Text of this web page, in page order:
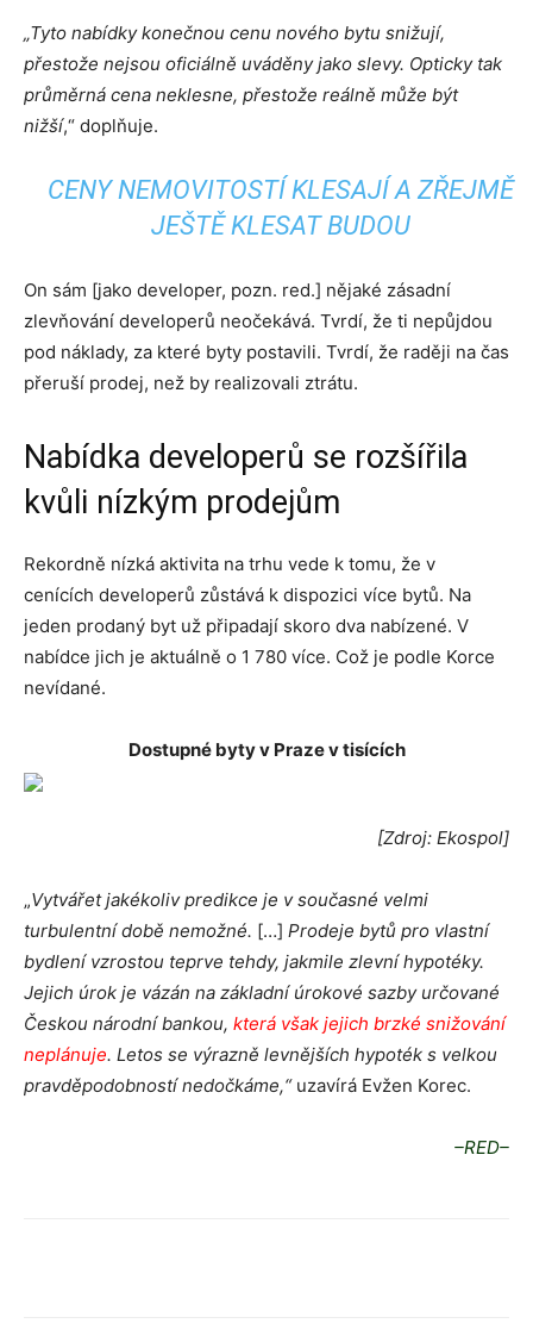
„Tyto nabídky konečnou cenu nového bytu snižují,
přestože nejsou oficiálně uváděny jako slevy. Opticky tak
průměrná cena neklesne, přestože reálně může být
nižší,“ doplňuje.
CENY NEMOVITOSTÍ KLESAJÍ A ZŘEJMĚ
JEŠTĚ KLESAT BUDOU
On sám [jako developer, pozn. red.] nějaké zásadní
zlevňování developerů neočekává. Tvrdí, že ti nepůjdou
pod náklady, za které byty postavili. Tvrdí, že raději na čas
přeruší prodej, než by realizovali ztrátu.
Nabídka developerů se rozšířila
kvůli nízkým prodejům
Rekordně nízká aktivita na trhu vede k tomu, že v
cenících developerů zůstává k dispozici více bytů. Na
jeden prodaný byt už připadají skoro dva nabízené. V
nabídce jich je aktuálně o 1 780 více. Což je podle Korce
nevídané.
Dostupné byty v Praze v tisících
[Zdroj: Ekospol]
„Vytvářet jakékoliv predikce je v současné velmi
turbulentní době nemožné. […] Prodeje bytů pro vlastní
bydlení vzrostou teprve tehdy, jakmile zlevní hypotéky.
Jejich úrok je vázán na základní úrokové sazby určované
Českou národní bankou, která však jejich brzké snižování
neplánuje. Letos se výrazně levnějších hypoték s velkou
pravděpodobností nedočkáme,“ uzavírá Evžen Korec.
–RED–